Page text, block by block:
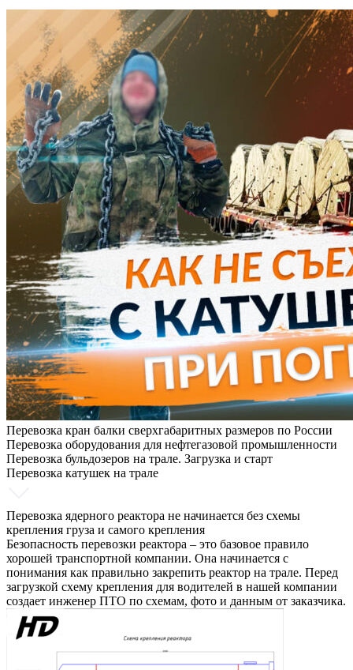
Перевозка кран балки сверхгабаритных размеров по России
Перевозка оборудования для нефтегазовой промышленности
Перевозка бульдозеров на трале. Загрузка и старт
Перевозка катушек на трале
Перевозка ядерного реактора не начинается без схемы
крепления груза и самого крепления
Безопасность перевозки реактора – это базовое правило
хорошей транспортной компании. Она начинается с
понимания как правильно закрепить реактор на трале. Перед
загрузкой схему крепления для водителей в нашей компании
создает инженер ПТО по схемам, фото и данным от заказчика.